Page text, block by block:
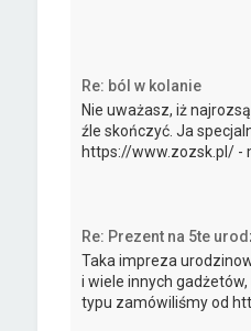
Re: ból w kolanie
Nie uważasz, iż
źle skończyć. Ja
https://www.zozsk.pl/ -
Re: Prezent na 5te
Taka impreza
i wiele innych
typu zamówiliśmy od